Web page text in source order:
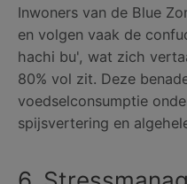
Inwoners van de Blue
en volgen vaak de
hachi bu', wat zich
80% vol zit. Deze
voedselconsumptie
spijsvertering en